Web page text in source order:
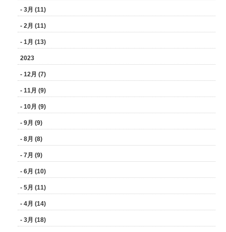
- 3月 (11)
- 2月 (11)
- 1月 (13)
2023
- 12月 (7)
- 11月 (9)
- 10月 (9)
- 9月 (9)
- 8月 (8)
- 7月 (9)
- 6月 (10)
- 5月 (11)
- 4月 (14)
- 3月 (18)